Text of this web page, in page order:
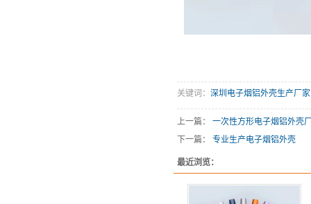
关键词： 深圳电子烟铝外壳生产厂家
上一篇： 一次性方形电子烟铝外壳
下一篇： 专业生产电子烟铝外壳
最近浏览：